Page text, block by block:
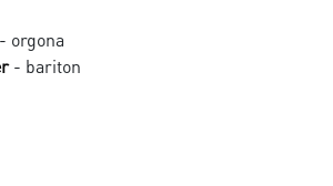
- orgona
- bariton